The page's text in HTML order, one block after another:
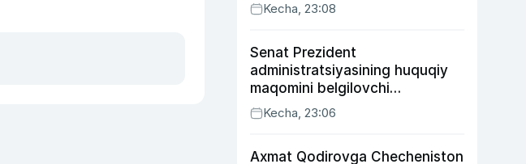
Kecha, 23:08
Senat Prezident
administratsiyasining huquqiy
maqomini belgilovchi
konstitutsiyaviy qonunni
ma’qulladi
Kecha, 23:06
Axmat Qodirovga Checheniston